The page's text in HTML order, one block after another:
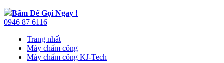
Bấm Để Gọi Ngay !
0946 87 6116
Trang nhất
Máy chấm công
Máy chấm công KJ-Tech